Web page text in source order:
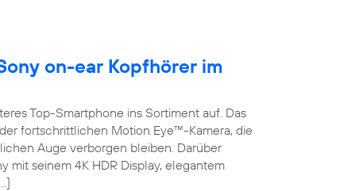
on-ear Kopfhörer im
Top-Smartphone ins Sortiment auf. Das
fortschrittlichen Motion Eye™-Kamera, die
Auge verborgen bleiben. Darüber
mit seinem 4K HDR Display, elegantem